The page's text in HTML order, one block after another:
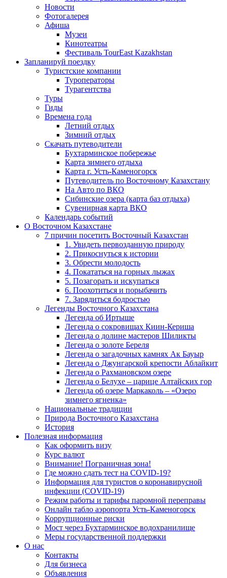
Новости
Фотогалерея
Афиша
Музеи
Кинотеатры
Фестиваль TourEast Kazakhstan
Запланируй поездку
Туристские компании
Туроператоры
Турагентства
Туры
Гиды
Времена года
Летний отдых
Зимний отдых
Скачать путеводители
Бухтарминское побережье
Карта зимнего отдыха
Карта г. Усть-Каменогорск
Путеводитель по Восточному Казахстану
На Авто по ВКО
Сибинские озера (карта баз отдыха)
Сувенирная карта ВКО
Календарь событий
О Восточном Казахстане
7 причин посетить Восточный Казахстан
1. Увидеть первозданную природу
2. Прикоснуться к истории
3. Обрести молодость
4. Покататься на горных лыжах
5. Позагорать и искупаться
6. Поохотиться и порыбачить
7. Зарядиться бодростью
Легенды Восточного Казахстана
Легенда об Иртыше
Легенда о сокровищах Киин-Кериша
Легенда о долине мастеров Шиликты
Легенда о золоте Береля
Легенда о загадочных камнях Ак Бауыр
Легенда о Джунгарской крепости Аблайкит
Легенда о Рахмановском озере
Легенда о Белухе – царице Алтайских гор
Легенда об озере Маркаколь – «Озеро
зимнего ягненка»
Национальные традиции
Природа Восточного Казахстана
История
Полезная информация
Как оформить визу
Курс валют
Внимание! Пограничная зона!
Где можно сдать тест на COVID-19?
Информация для туристов о коронавирусной
инфекции (COVID-19)
Режим работы и тарифы паромной переправы
Онлайн табло аэропорта Усть-Каменогорск
Коррупционные риски
Мост через Бухтарминское водохранилище
Меры государственной поддержки
О нас
Контакты
Для бизнеса
Объявления